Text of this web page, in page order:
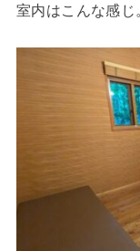
室内はこんな感じ